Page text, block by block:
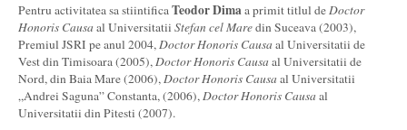
Pentru activitatea sa stiintificaTeodor Dimaa primit titlul deDoctor
Honoris Causaal Universitatii Stefan cel Maredin Suceava (2003),
Premiul JSRI pe anul 2004,Doctor Honoris Causaal Universitatii de
Vest din Timisoara (2005),Doctor Honoris Causaal Universitatii de
Nord, din Baia Mare (2006),Doctor Honoris Causaal Universitatii
„Andrei Saguna” Constanta, (2006),Doctor Honoris Causaal
Universitatii din Pitesti (2007).